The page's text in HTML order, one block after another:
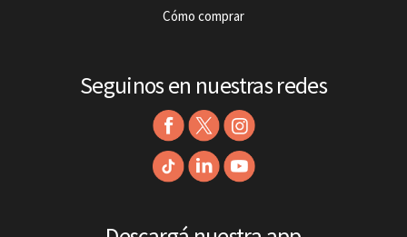
Cómo comprar
Seguinos en nuestras redes